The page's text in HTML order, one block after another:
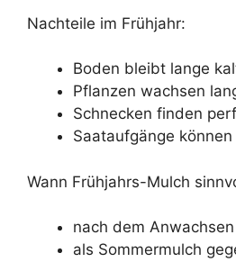
Nachteile im Frühjahr:
Boden bleibt lange
Pflanzen wachsen
Schnecken finden
Saataufgänge
Wann Frühjahrs-Mulch
nach dem
als Sommermulch